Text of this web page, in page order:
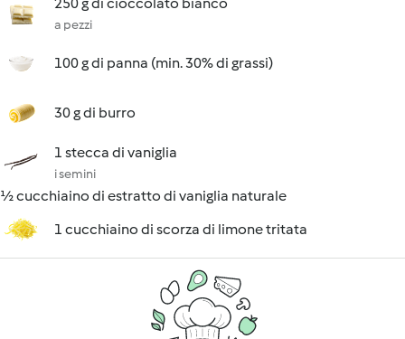
a pezzi
100 g di panna (min. 30% di grassi)
30 g di burro
1 stecca di vaniglia
i semini
½ cucchiaino di estratto di vaniglia naturale
1 cucchiaino di scorza di limone tritata